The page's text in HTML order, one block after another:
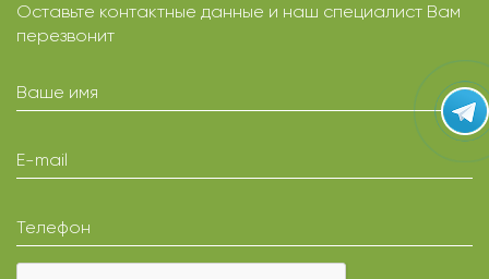
Оставьте контактные данные и наш специалист Вам
перезвонит
Ваше имя
E-mail
Телефон